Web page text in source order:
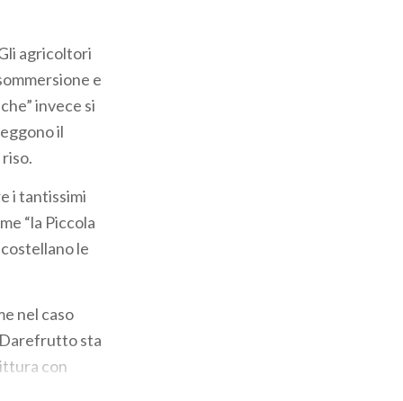
agricoltori
e
invece si
il
i tantissimi
“la Piccola
le
nel caso
Darefrutto sta
con